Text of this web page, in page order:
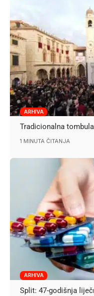
ARHIVA
Tradicionalna
1 MINUTA ČITANJA
ARHIVA
Split: 47-godišnja